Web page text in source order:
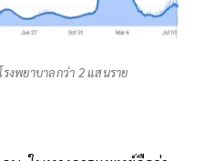
งพยาบาลกว่า 2 แสนราย